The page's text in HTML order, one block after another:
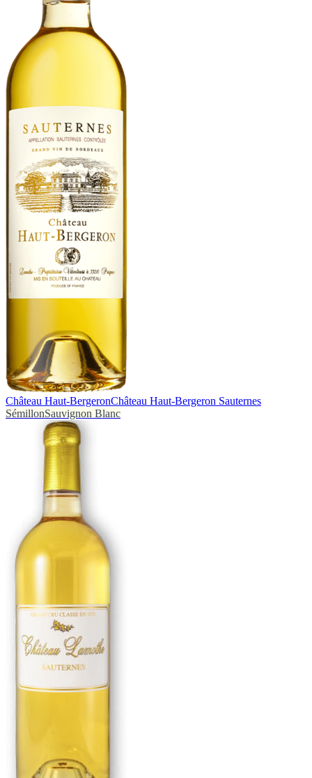
Château Haut-BergeronChâteau Haut-Bergeron Sauternes
SémillonSauvignon Blanc